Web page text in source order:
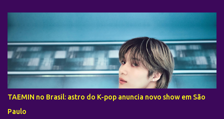
realizado diretamente do YouTube Theater , na cidade de Los
Angeles (EUA). O objetivo da ação é proporcionar ao público uma
vivência cinematográfica com som e imagem de alta qualidade,
conectando os fãs de todo o mundo à energia da primeira turnê
mundial do quinteto. Produzido pela gigante do entretenimento
asiático HYBE e distribuído globalmente pela Trafalgar, o evento
promete transportar o fandom — conhecido oficialmente como
COERS — para o centro da apresentação. Como um bônus especial
TAEMIN no Brasil: astro do K-pop anuncia novo show em São
Paulo